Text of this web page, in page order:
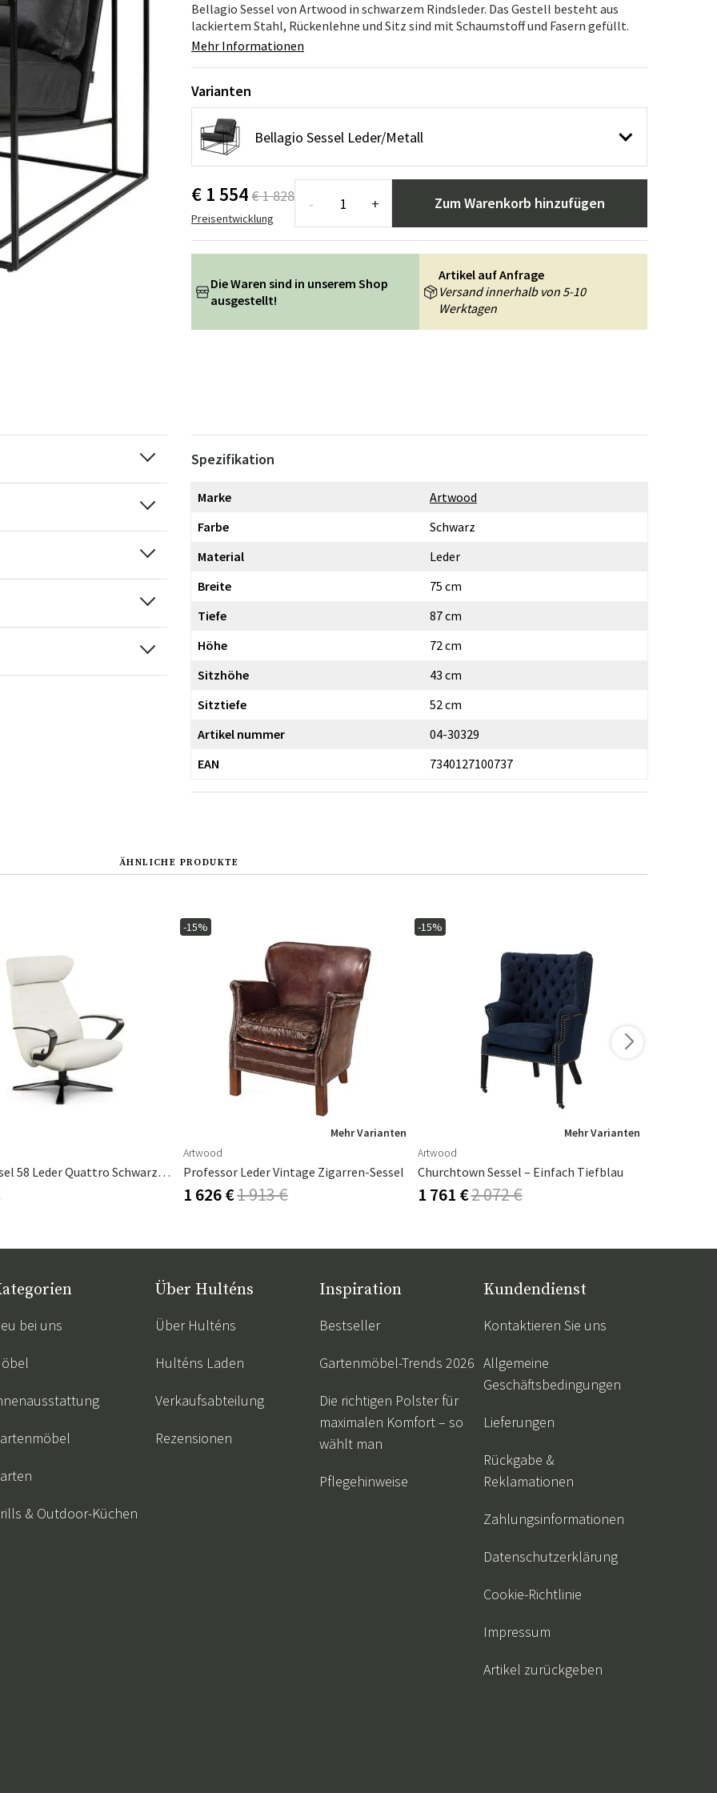
Hängeschaukeln
Gartengeräte
Flurmöbel
Wartungsprodukte
Badezimmerteppiche
Kleine Aufbewahrung Badezimmerausstattung
Bellagio Sessel von Artwood in schwarzem Rindsleder. Das Gestell besteht aus
lackiertem Stahl, Rückenlehne und Sitz sind mit Schaumstoff und Fasern gefüllt.
Mehr Informationen
Varianten
Bellagio Sessel Leder/Metall
€ 1 554 € 1 828
Preisentwicklung
- + Zum Warenkorb hinzufügen
Die Waren sind in unserem Shop
ausgestellt!
Artikel auf Anfrage
Versand innerhalb von 5-10
Werktagen
Spezifikation
Marke
Artwood
Farbe
Schwarz
Material
Leder
Breite
75 cm
Tiefe
87 cm
Höhe
72 cm
Sitzhöhe
43 cm
Sitztiefe
52 cm
Artikel nummer
04-30329
EAN
7340127100737
ÄHNLICHE PRODUKTE
Style Sessel 58 Leder Quattro Schwarzes Gestell
-15%
Mehr Varianten
Artwood
Professor Leder Vintage Zigarren-Sessel
1 626 €1 913 €
-15%
Mehr Varianten
Artwood
Churchtown Sessel – Einfach Tiefblau
1 761 €2 072 €
bei uns
& Outdoor-Küchen
Über Hulténs
Über Hulténs
Hulténs Laden
Verkaufsabteilung
Rezensionen
Inspiration
Bestseller
Gartenmöbel-Trends 2026
Die richtigen Polster für
maximalen Komfort – so
wählt man
Pflegehinweise
Kundendienst
Kontaktieren Sie uns
Allgemeine
Geschäftsbedingungen
Lieferungen
Rückgabe &
Reklamationen
Zahlungsinformationen
Datenschutzerklärung
Cookie-Richtlinie
Impressum
Artikel zurückgeben